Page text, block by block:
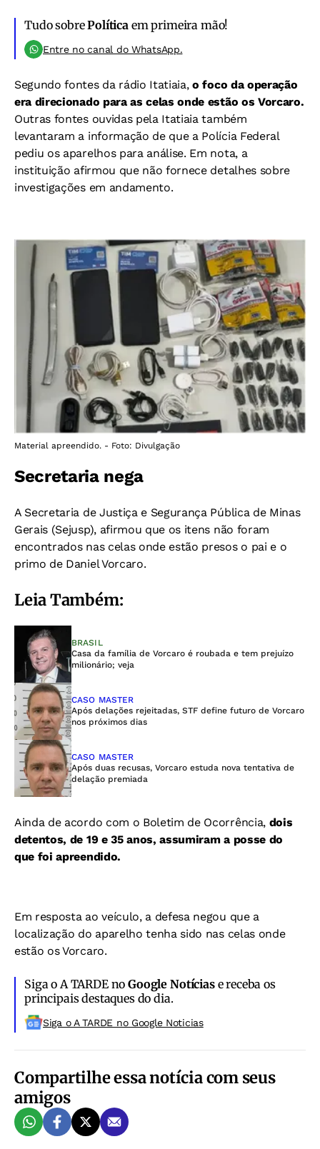
Tudo sobrePolíticaem primeira mão!
Entre no canal do WhatsApp.
Segundo fontes da rádio Itatiaia,o foco da operação
era direcionado para as celas onde estão os Vorcaro.
Outras fontes ouvidas pela Itatiaia também
levantaram a informação de que a Polícia Federal
pediu os aparelhos para análise. Em nota, a
instituição afirmou que não fornece detalhes sobre
investigações em andamento.
Material apreendido. - Foto: Divulgação
Secretaria nega
A Secretaria de Justiça e Segurança Pública de Minas
Gerais (Sejusp), afirmou que os itens não foram
encontrados nas celas onde estão presos o pai e o
primo de Daniel Vorcaro.
Leia Também:
BRASIL
Casa da família de Vorcaro é roubada e tem prejuízo
milionário; veja
CASO MASTER
Após delações rejeitadas, STF define futuro de Vorcaro
nos próximos dias
CASO MASTER
Após duas recusas, Vorcaro estuda nova tentativa de
delação premiada
Ainda de acordo com o Boletim de Ocorrência, dois
detentos, de 19 e 35 anos, assumiram a posse do
que foi apreendido.
Em resposta ao veículo, a defesa negou que a
localização do aparelho tenha sido nas celas onde
estão os Vorcaro.
Siga o A TARDE noGoogle Notíciase receba os
principais destaques do dia.
Siga o A TARDE no Google Noticias
Compartilhe essa notícia com seus
amigos